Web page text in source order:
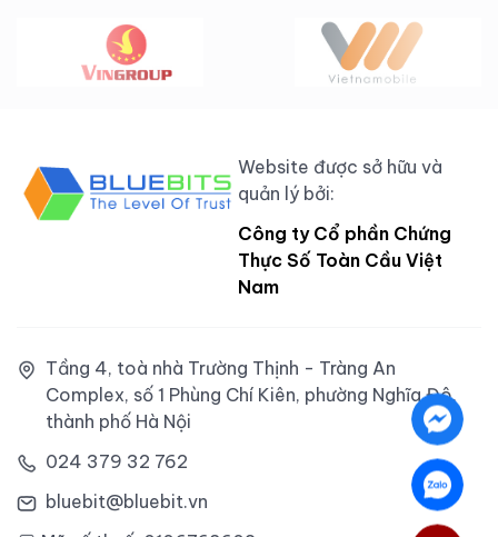
Website được sở hữu và
quản lý bởi:
Công ty Cổ phần Chứng
Thực Số Toàn Cầu Việt
Nam
Tầng 4, toà nhà Trường Thịnh - Tràng An
Complex, số 1 Phùng Chí Kiên, phường Nghĩa Đô,
thành phố Hà Nội
024 379 32 762
bluebit@bluebit.vn